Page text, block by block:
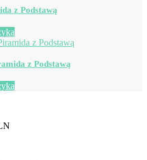
z Podstawą
z Podstawą